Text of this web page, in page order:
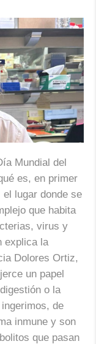
Mundial del
es, en primer
lugar donde se
que habita
virus y
explica la
Dolores Ortiz,
un papel
o la
de
inmune y son
que pasan